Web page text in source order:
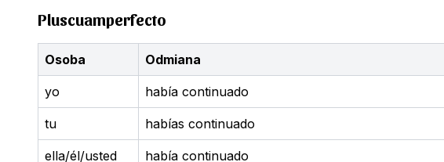
Pluscuamperfecto
Osoba Odmiana
yo había continuado
tu habías continuado
ella/él/usted había continuado